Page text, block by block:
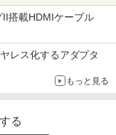
搭載HDMIケーブル
レス化するアダプタ
もっと見る
る